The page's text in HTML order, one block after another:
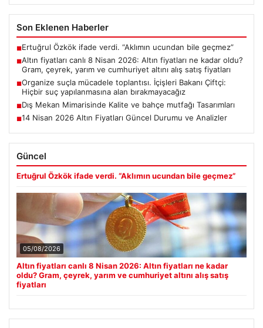
Son Eklenen Haberler
■Ertuğrul Özkök ifade verdi. “Aklımın ucundan bile geçmez”
■Altın fiyatları canlı 8 Nisan 2026: Altın fiyatları ne kadar oldu?
Gram, çeyrek, yarım ve cumhuriyet altını alış satış fiyatları
■Organize suçla mücadele toplantısı. İçişleri Bakanı Çiftçi:
Hiçbir suç yapılanmasına alan bırakmayacağız
■Dış Mekan Mimarisinde Kalite ve bahçe mutfağı Tasarımları
■14 Nisan 2026 Altın Fiyatları Güncel Durumu ve Analizler
Güncel
Ertuğrul Özkök ifade verdi. “Aklımın ucundan bile geçmez”
05/08/2026
Altın fiyatları canlı 8 Nisan 2026: Altın fiyatları ne kadar
oldu? Gram, çeyrek, yarım ve cumhuriyet altını alış satış
fiyatları